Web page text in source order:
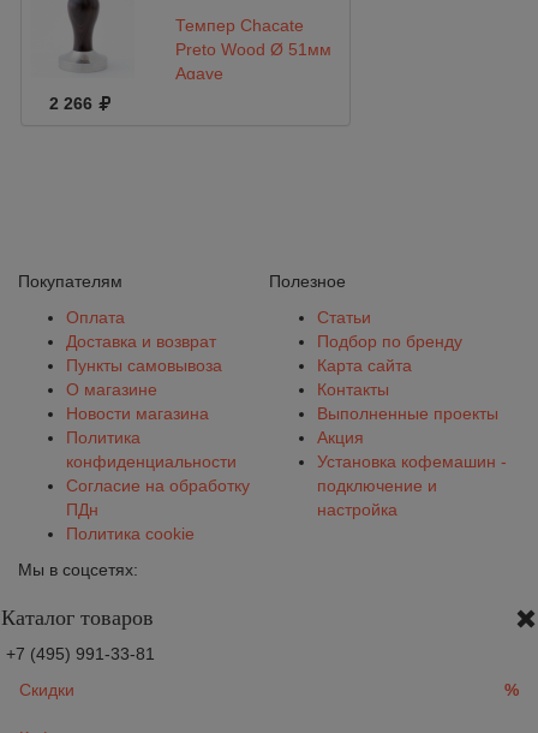
Темпер Chacate
Preto Wood Ø 51мм
Agave
2 266
Покупателям
Оплата
Доставка и возврат
Пункты самовывоза
О магазине
Новости магазина
Политика
конфиденциальности
Согласие на обработку
ПДн
Политика cookie
Полезное
Статьи
Подбор по бренду
Карта сайта
Контакты
Выполненные проекты
Акция
Установка кофемашин -
подключение и
настройка
Мы в соцсетях:
Каталог товаров
+7 (495) 991-33-81
Скидки
%